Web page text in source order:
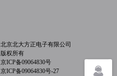
北京北大方正电子有限公司
版权所有
京ICP备09064830号
京ICP备09064830号-27